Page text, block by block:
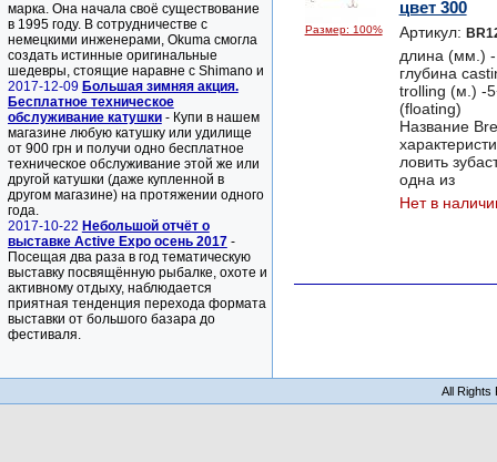
Размер: 100%
цвет 300
Артикул:
длина (мм.) -
глубина
trolling (м.) -
(floating)
Название
ловить
одна из
Нет в
марка. Она начала своё существование
в 1995 году. В сотрудничестве с
немецкими инженерами, Okuma смогла
создать истинные оригинальные
шедевры, стоящие наравне с Shimano и
2017-12-09 Большая зимняя акция.
Бесплатное техническое
обслуживание катушки - Купи в нашем
магазине любую катушку или удилище
от 900 грн и получи одно бесплатное
техническое обслуживание этой же или
другой катушки (даже купленной в
другом магазине) на протяжении одного
года.
2017-10-22 Небольшой отчёт о
выставке Active Expo осень 2017 -
Посещая два раза в год тематическую
выставку посвящённую рыбалке, охоте и
активному отдыху, наблюдается
приятная тенденция перехода формата
выставки от большого базара до
фестиваля.
All Rights